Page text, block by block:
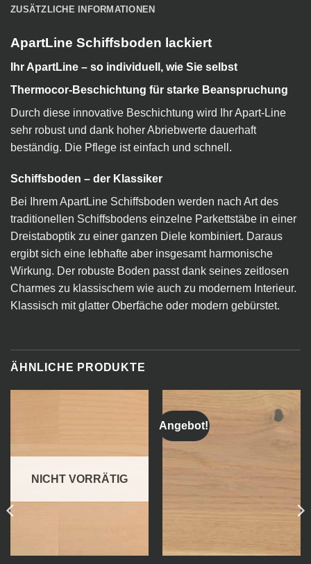
ZUSÄTZLICHE INFORMATIONEN
ApartLine Schiffsboden lackiert
Ihr ApartLine – so individuell, wie Sie selbst
Thermocor-Beschichtung für starke Beanspruchung
Durch diese innovative Beschichtung wird Ihr Apart-Line
sehr robust und dank hoher Abriebwerte dauerhaft
beständig. Die Pflege ist einfach und schnell.
Schiffsboden – der Klassiker
Bei Ihrem ApartLine Schiffsboden werden nach Art des
traditionellen Schiffsbodens einzelne Parkettstäbe in einer
Dreistaboptik zu einer ganzen Diele kombiniert. Daraus
ergibt sich eine lebhafte aber insgesamt harmonische
Wirkung. Der robuste Boden passt dank seines zeitlosen
Charmes zu klassischem wie auch zu modernem Interieur.
Klassisch mit glatter Oberfäche oder modern gebürstet.
ÄHNLICHE PRODUKTE
NICHT VORRÄTIG
Angebot!